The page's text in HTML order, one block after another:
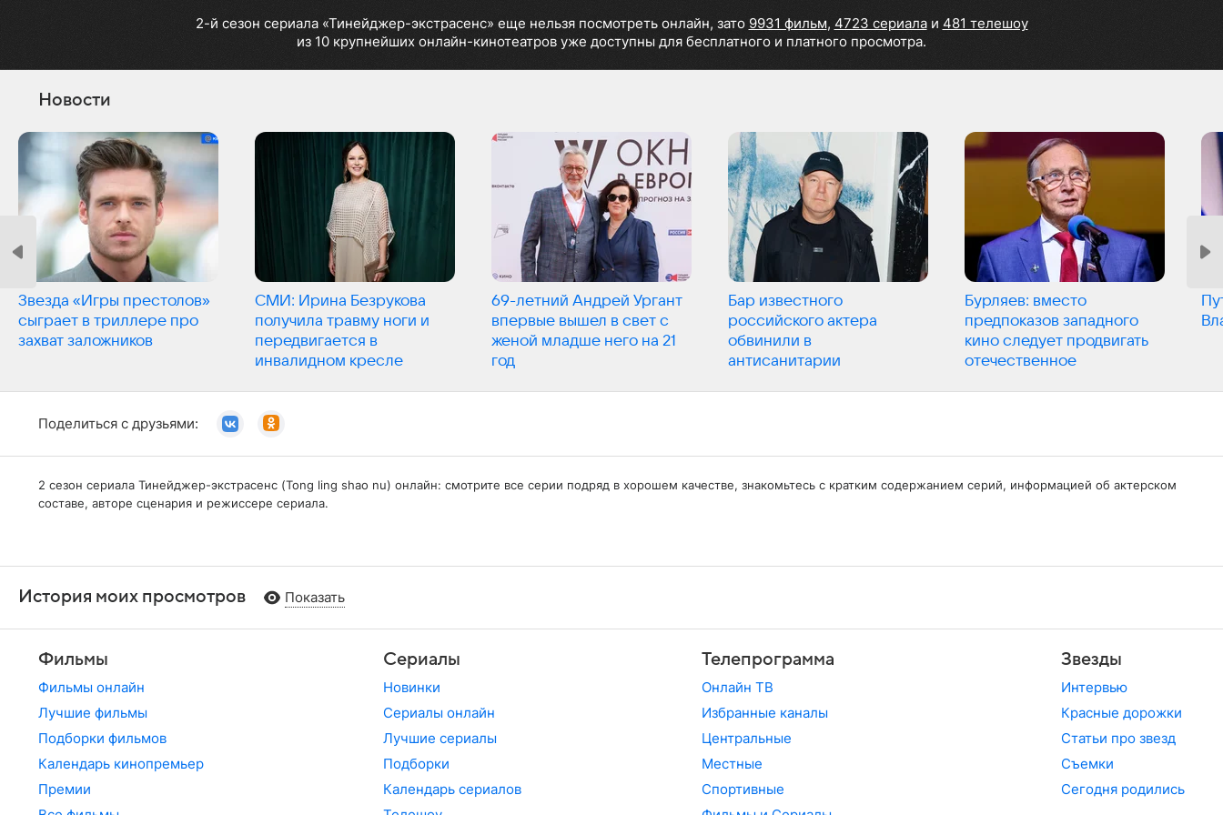
2-й сезон сериала «Тинейджер-экстрасенс» еще нельзя посмотреть онлайн, зато 9931 фильм, 4723 сериалаи 481 телешоу
из 10 крупнейших онлайн-кинотеатров уже доступны для бесплатного и платного просмотра.
Новости
Звезда «Игры престолов»
сыграет в триллере про
захват заложников
СМИ: Ирина Безрукова
получила травму ноги и
передвигается в
инвалидном кресле
69-летний Андрей Ургант
впервые вышел в свет с
женой младше него на 21
год
Бар известного
российского актера
обвинили в
антисанитарии
Бурляев: вместо
предпоказов западного
кино следует продвигать
отечественное
Поделиться с друзьями:
2 сезон сериала Тинейджер-экстрасенс (Tong ling shao nu) онлайн: смотрите все серии подряд в хорошем качестве, знакомьтесь с кратким содержанием серий, информацией об актерском
составе, авторе сценария и режиссере сериала.
История моих просмотров Показать
Фильмы
Фильмы онлайн
Лучшие фильмы
Подборки фильмов
Календарь кинопремьер
Премии
Сериалы
Новинки
Сериалы онлайн
Лучшие сериалы
Подборки
Календарь сериалов
Телепрограмма
Онлайн ТВ
Избранные каналы
Центральные
Местные
Спортивные
Звезды
Интервью
Красные дорожки
Статьи про звезд
Съемки
Сегодня родились